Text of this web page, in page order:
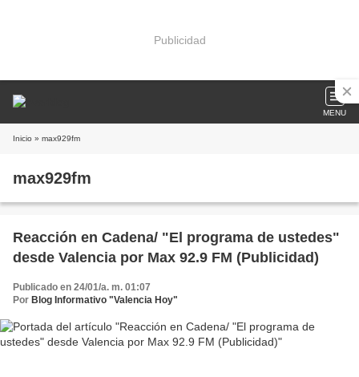
Publicidad
MENU
Inicio » max929fm
max929fm
Reacción en Cadena/ "El programa de ustedes"
desde Valencia por Max 92.9 FM (Publicidad)
Publicado en 24/01/a. m. 01:07
Por Blog Informativo "Valencia Hoy"